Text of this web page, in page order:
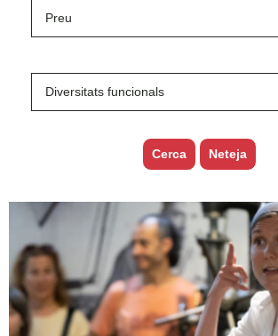
Preu
Diversitats funcionals
Cerca Neteja